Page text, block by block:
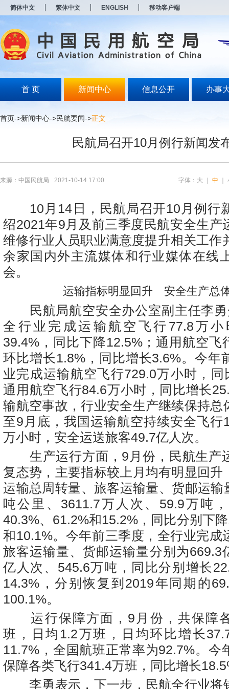
简体中文 繁体中文 ENGLISH 移动客户端
首 页 新闻中心 信息公开 办事
首页->新闻中心->民航要闻->正文
民航局召开10月例行新闻发
来源：中国民航局 2021-10-14 17:00 字体： 大 中
10月14日，民航局召开10月例行
绍2021年9月及前三季度民航安全生产
维修行业人员职业满意度提升相关工作
余家国内外主流媒体和行业媒体在线
会。
运输指标明显回升 安全生产总
民航局航空安全办公室副主任李勇
全行业完成运输航空飞行77.8万
39.4%，同比下降12.5%；通用航空飞
环比增长1.8%，同比增长3.6%。今年
业完成运输航空飞行729.0万小时，同
通用航空飞行84.6万小时，同比增长
输航空事故，行业安全生产继续保持总
至9月底，我国运输航空持续安全飞行
万小时，安全运送旅客49.7亿人次。
生产运行方面，9月份，民航生产
复态势，主要指标较上月均有明显回升
运输总周转量、旅客运输量、货邮运输
吨公里、3611.7万人次、59.9万吨
40.3%、61.2%和15.2%，同比分别下
和10.1%。今年前三季度，全行业完成
旅客运输量、货邮运输量分别为669.3
亿人次、545.6万吨，同比分别增长
14.3%，分别恢复到2019年同期的
100.1%。
运行保障方面，9月份，共保障
班，日均1.2万班，日均环比增长
11.7%，全国航班正常率为92.7%。今
保障各类飞行341.4万班，同比增长
李勇表示，下一步，民航全行业将
打
开
无
障
说
按
Alt
开